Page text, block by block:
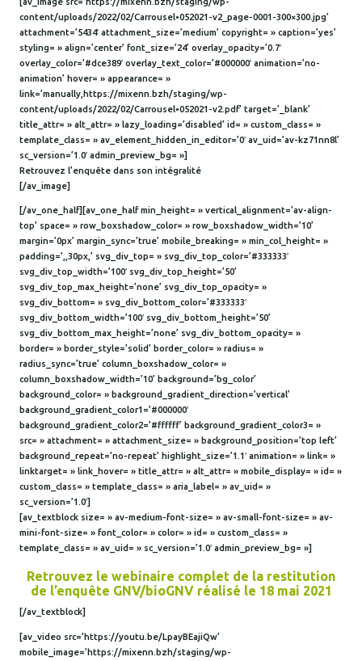
content/uploads/2022/02/Carrousel•052021-v2_page-0001-300×300.jpg’
attachment=’5434′ attachment_size=’medium’ copyright= » caption=’yes’
styling= » align=’center’ font_size=’24’ overlay_opacity=’0.7′
overlay_color=’#dce389′ overlay_text_color=’#000000′ animation=’no-
animation’ hover= » appearance= »
link=’manually,https://mixenn.bzh/staging/wp-
content/uploads/2022/02/Carrousel•052021-v2.pdf’ target=’_blank’
title_attr= » alt_attr= » lazy_loading=’disabled’ id= » custom_class= »
template_class= » av_element_hidden_in_editor=’0′ av_uid=’av-kz71nn8l’
sc_version=’1.0′ admin_preview_bg= »]
Retrouvez l’enquête dans son intégralité
[/av_image]
[/av_one_half][av_one_half min_height= » vertical_alignment=’av-align-
top’ space= » row_boxshadow_color= » row_boxshadow_width=’10’
margin=’0px’ margin_sync=’true’ mobile_breaking= » min_col_height= »
padding=’,,30px,’ svg_div_top= » svg_div_top_color=’#333333′
svg_div_top_width=’100′ svg_div_top_height=’50’
svg_div_top_max_height=’none’ svg_div_top_opacity= »
svg_div_bottom= » svg_div_bottom_color=’#333333′
svg_div_bottom_width=’100′ svg_div_bottom_height=’50’
svg_div_bottom_max_height=’none’ svg_div_bottom_opacity= »
border= » border_style=’solid’ border_color= » radius= »
radius_sync=’true’ column_boxshadow_color= »
column_boxshadow_width=’10’ background=’bg_color’
background_color= » background_gradient_direction=’vertical’
background_gradient_color1=’#000000′
background_gradient_color2=’#ffffff’ background_gradient_color3= »
src= » attachment= » attachment_size= » background_position=’top left’
background_repeat=’no-repeat’ highlight_size=’1.1′ animation= » link= »
linktarget= » link_hover= » title_attr= » alt_attr= » mobile_display= » id= »
custom_class= » template_class= » aria_label= » av_uid= »
sc_version=’1.0′]
[av_textblock size= » av-medium-font-size= » av-small-font-size= » av-
mini-font-size= » font_color= » color= » id= » custom_class= »
template_class= » av_uid= » sc_version=’1.0′ admin_preview_bg= »]
Retrouvez le webinaire complet de la restitution
de l’enquête GNV/bioGNV réalisé le 18 mai 2021
[/av_textblock]
[av_video src=’https://youtu.be/LpayBEajiQw’
mobile_image=’https://mixenn.bzh/staging/wp-